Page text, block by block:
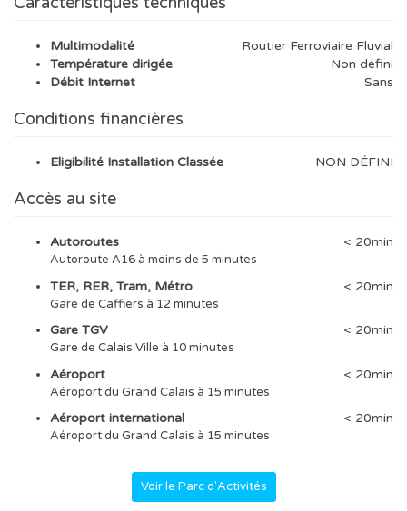
Multimodalité
Routier Ferroviaire Fluvial
Température dirigée
Non défini
Débit Internet
Sans
Conditions financières
Eligibilité Installation Classée NON DÉFINI
Accès au site
Autoroutes < 20min
Autoroute A16 à moins de 5 minutes
TER, RER, Tram, Métro < 20min
Gare de Caffiers à 12 minutes
Gare TGV < 20min
Gare de Calais Ville à 10 minutes
Aéroport < 20min
Aéroport du Grand Calais à 15 minutes
Aéroport international < 20min
Aéroport du Grand Calais à 15 minutes
Voir le Parc d'Activités